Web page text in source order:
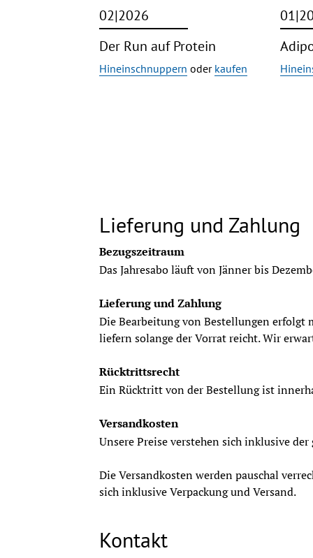
02|2026
Der Run auf Protein
Hineinschnuppern oder kaufen
Lieferung und Zahlung
Bezugszeitraum
Das Jahresabo läuft von Jänner bis
Lieferung und Zahlung
Die Bearbeitung von Bestellungen erfolgt
liefern solange der Vorrat reicht. Wir
Rücktrittsrecht
Ein Rücktritt von der Bestellung ist
Versandkosten
Unsere Preise verstehen sich inklusive
Die Versandkosten werden pauschal
sich inklusive Verpackung und Versand.
Kontakt